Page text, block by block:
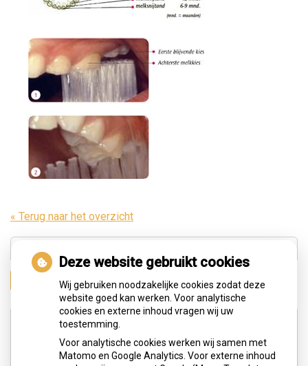
« Terug naar het overzicht
Zoeken
Adresgegevens
Hengelolaan 183c
Deze website gebruikt cookies
Wij gebruiken noodzakelijke cookies zodat deze
website goed kan werken. Voor analytische
cookies en externe inhoud vragen wij uw
toestemming.
Voor analytische cookies werken wij samen met
Matomo en Google Analytics. Voor externe inhoud